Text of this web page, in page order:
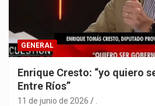
GENERAL
Enrique Cresto: “yo quiero
Entre Ríos”
11 de junio de 2026